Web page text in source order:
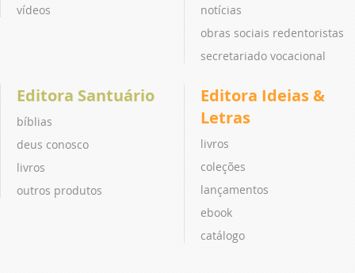
vídeos
notícias
obras sociais redentoristas
secretariado vocacional
Editora Santuário
bíblias
deus conosco
livros
outros produtos
Editora Ideias &
Letras
livros
coleções
lançamentos
ebook
catálogo